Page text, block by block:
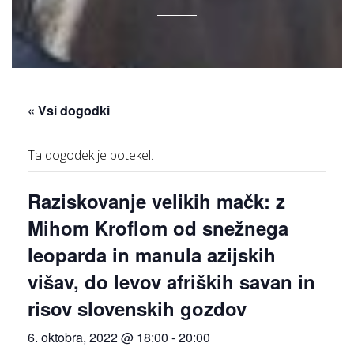
« Vsi dogodki
Ta dogodek je potekel.
Raziskovanje velikih mačk: z
Mihom Kroflom od snežnega
leoparda in manula azijskih
višav, do levov afriških savan in
risov slovenskih gozdov
6. oktobra, 2022 @ 18:00 -20:00